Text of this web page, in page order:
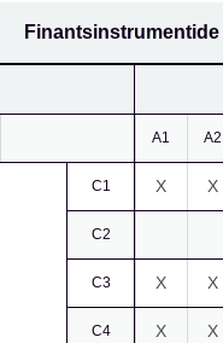
Finantsinstrumentide
A1 A2
C1 X X
C2
C3 X X
C4 X X